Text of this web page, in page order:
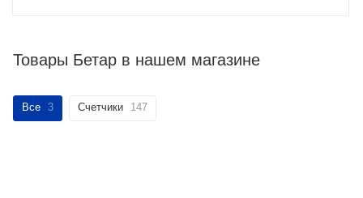
Товары Бетар в нашем магазине
Все 3 Счетчики 147